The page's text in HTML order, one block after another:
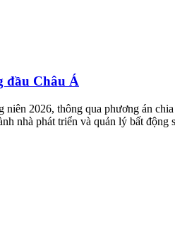
đầu Châu Á
2026, thông qua phương án
nhà phát triển và quản lý bất động